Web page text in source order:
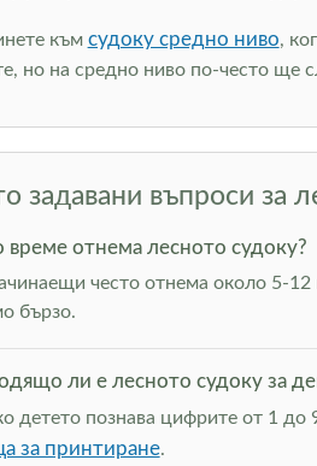
към судоку средно ниво,
но на средно ниво по-често ще
задавани въпроси за
време отнема лесното судоку?
често отнема около 5-
бързо.
ли е лесното судоку за
детето познава цифрите от 1 до
за принтиране.